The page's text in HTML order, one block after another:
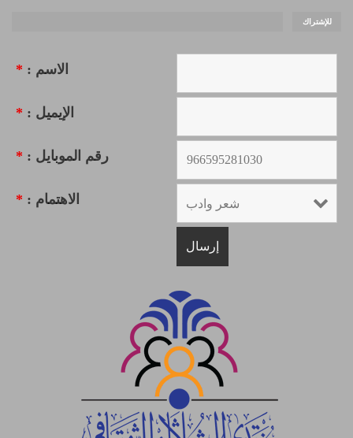
للإشتراك
الاسم : *
الإيميل : *
رقم الموبايل : *
الاهتمام : *